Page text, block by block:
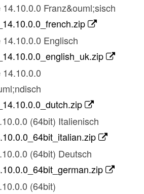
14.10.0.0 Franz&ouml;sisch
14.10.0.0 Englisch
14.10.0.0
(64bit) Italienisch
(64bit) Deutsch
(64bit)